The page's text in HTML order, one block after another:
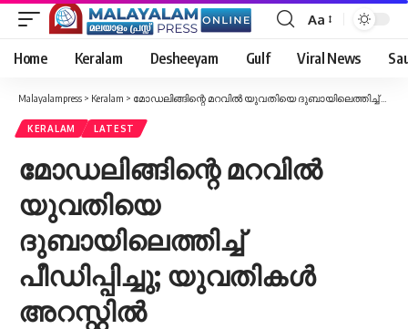
Font
Resizer
Aa
Home Keralam Desheeyam Gulf Viral News
Malayalampress > Keralam > മോഡലിങ്ങിന്റെ മറവിൽ യുവതിയെ ദുബായിലെത്തിച്ച് പീഡിപ്പിച്ചു; യുവതികൾ അറസ്റ്റിൽ
KERALAM LATEST
മോഡലിങ്ങിന്റെ മറവിൽ
യുവതിയെ
ദുബായിലെത്തിച്ച്
പീഡിപ്പിച്ചു; യുവതികൾ
അറസ്റ്റിൽ